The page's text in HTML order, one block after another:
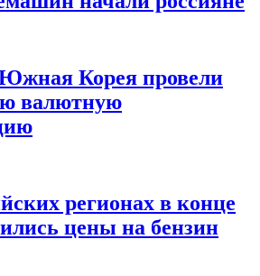
Корея провели
валютную
регионах в конце
цены на бензин